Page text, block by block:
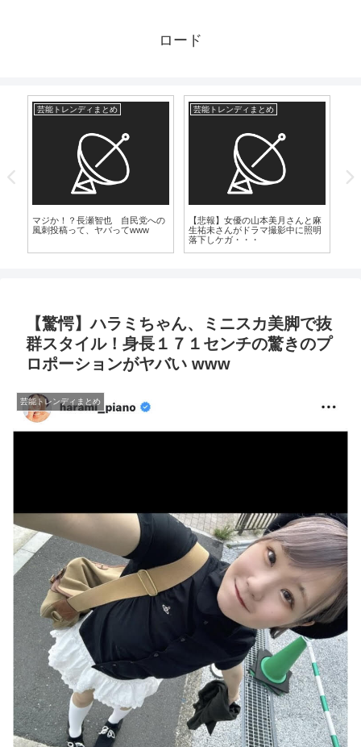
ロード
芸能トレンディまとめ
マジか！？長瀬智也 自民党への
風刺投稿って、ヤバってwww
芸能トレンディまとめ
【悲報】女優の山本美月さんと麻
生祐未さんがドラマ撮影中に照明
落下しケガ・・・
【驚愕】ハラミちゃん、ミニスカ美脚で抜
群スタイル！身長１７１センチの驚きのプ
ロポーションがヤバい www
芸能トレンディまとめ